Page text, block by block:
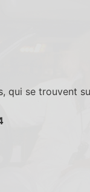
qui se trouvent